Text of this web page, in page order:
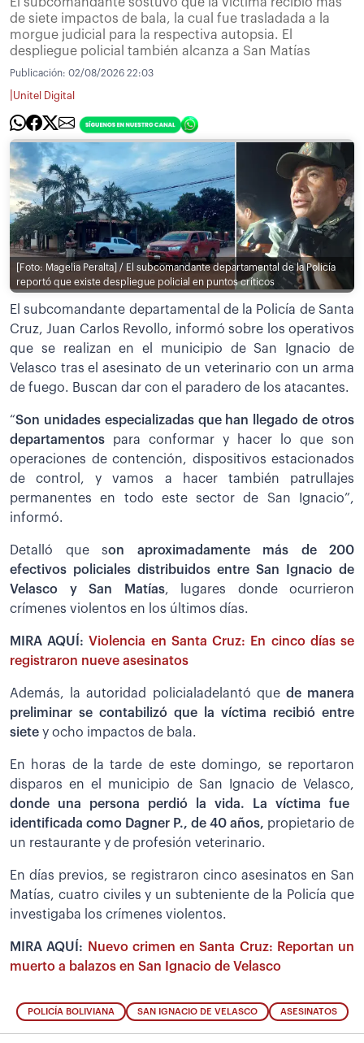
El subcomandante sostuvo que la víctima recibió más
de siete impactos de bala, la cual fue trasladada a la
morgue judicial para la respectiva autopsia. El
despliegue policial también alcanza a San Matías
Publicación: 02/08/2026 22:03
Unitel Digital
[Foto: Magelia Peralta] / El subcomandante departamental de la Policía
reportó que existe despliegue policial en puntos críticos
El subcomandante departamental de la Policía de Santa
Cruz, Juan Carlos Revollo, informó sobre los operativos
que se realizan en el municipio de San Ignacio de
Velasco tras el asesinato de un veterinario con un arma
de fuego. Buscan dar con el paradero de los atacantes.
“Son unidades especializadas que han llegado de otros
departamentos para conformar y hacer lo que son
operaciones de contención, dispositivos estacionados
de control, y vamos a hacer también patrullajes
permanentes en todo este sector de San Ignacio”,
informó.
Detalló que son aproximadamente más de 200
efectivos policiales distribuidos entre San Ignacio de
Velasco y San Matías, lugares donde ocurrieron
crímenes violentos en los últimos días.
MIRA AQUÍ:Violencia en Santa Cruz: En cinco días se
registraron nueve asesinatos
Además, la autoridad policialadelantó que de manera
preliminar se contabilizó que la víctima recibió entre
siete y ocho impactos de bala.
En horas de la tarde de este domingo, se reportaron
disparos en el municipio de San Ignacio de Velasco,
donde una persona perdió la vida. La víctima fue
identificada como Dagner P., de 40 años, propietario de
un restaurante y de profesión veterinario.
En días previos, se registraron cinco asesinatos en San
Matías, cuatro civiles y un subteniente de la Policía que
investigaba los crímenes violentos.
MIRA AQUÍ:
Nuevo crimen en Santa Cruz: Reportan un
muerto a balazos en San Ignacio de Velasco
POLICÍA BOLIVIANA SAN IGNACIO DE VELASCO ASESINATOS